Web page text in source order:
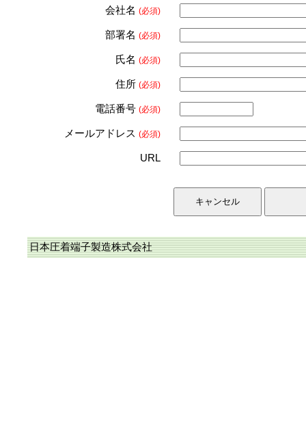
会社名 (必須)
部署名 (必須)
氏名 (必須)
住所 (必須)
電話番号 (必須)
メールアドレス (必須)
URL
日本圧着端子製造株式会社